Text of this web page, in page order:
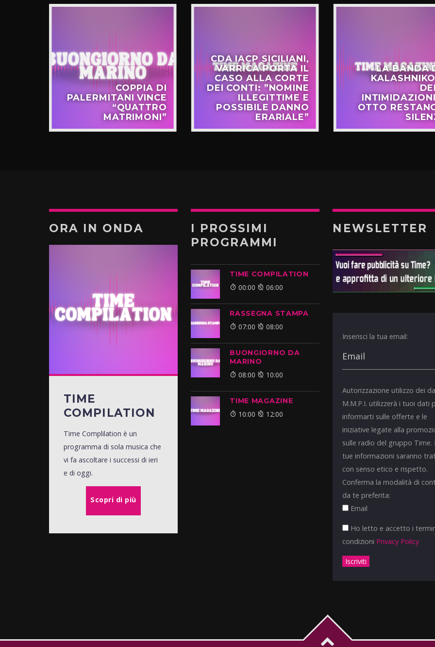
COPPIA DI
PALERMITANI VINCE
“QUATTRO
MATRIMONI”
CDA IACP SICILIANI,
VARRICA PORTA IL
CASO ALLA CORTE
DEI CONTI: ”NOMINE
ILLEGITTIME E
POSSIBILE DANNO
ERARIALE”
LA BANDA
OTTO
ORA IN ONDA
TIME
COMPILATION
Time Complilation è un
programma di sola musica che
vi fa ascoltare i successi di ieri
e di oggi.
Scopri di più
I PROSSIMI
PROGRAMMI
TIME COMPILATION
00:00 06:00
RASSEGNA STAMPA
07:00 08:00
BUONGIORNO DA
MARINO
08:00 10:00
TIME MAGAZINE
10:00 12:00
NEWSLETTER
Inserisci la tua email:
Autorizzazione utilizzo dei
M.M.P.I. utilizzerà i tuoi dati
informarti sulle offerte e le
iniziative legate alla
sulle radio del gruppo Time.
tue informazioni saranno
con senso etico e rispetto.
Conferma la modalità di
da te preferita:
Email
Ho letto e accetto i
condizioni Privacy Policy